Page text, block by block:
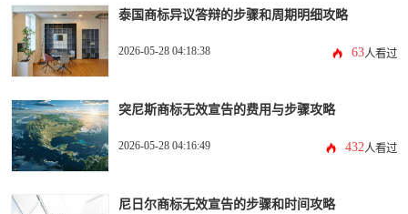
泰国商标异议答辩的步骤和周期明细攻略
2026-05-28 04:18:38 63人看过
突尼斯商标无效宣告的费用与步骤攻略
2026-05-28 04:16:49 432人看过
尼日尔商标无效宣告的步骤和时间攻略